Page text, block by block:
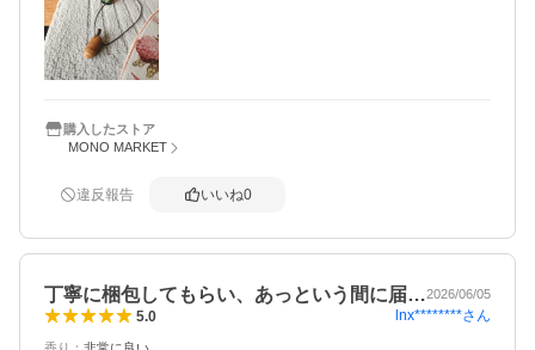
購入したストア
MONO MARKET
違反報告 いいね0
丁寧に梱包してもらい、あっという間に届…2026/06/05
5.0 lnx********さん